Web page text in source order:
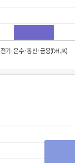
전기·운수·통신·금융(DHJK)